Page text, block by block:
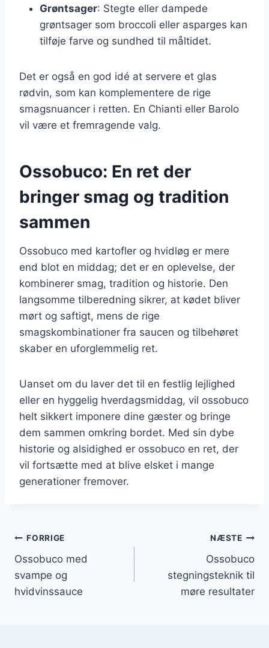
Grøntsager: Stegte eller dampede
grøntsager som broccoli eller asparges kan
tilføje farve og sundhed til måltidet.
Det er også en god idé at servere et glas
rødvin, som kan komplementere de rige
smagsnuancer i retten. En Chianti eller Barolo
vil være et fremragende valg.
Ossobuco: En ret der
bringer smag og tradition
sammen
Ossobuco med kartofler og hvidløg er mere
end blot en middag; det er en oplevelse, der
kombinerer smag, tradition og historie. Den
langsomme tilberedning sikrer, at kødet bliver
mørt og saftigt, mens de rige
smagskombinationer fra saucen og tilbehøret
skaber en uforglemmelig ret.
Uanset om du laver det til en festlig lejlighed
eller en hyggelig hverdagsmiddag, vil ossobuco
helt sikkert imponere dine gæster og bringe
dem sammen omkring bordet. Med sin dybe
historie og alsidighed er ossobuco en ret, der
vil fortsætte med at blive elsket i mange
generationer fremover.
Indlægsnavigation
FORRIGE
Ossobuco med
svampe og
hvidvinssauce
NÆSTE
Ossobuco
stegningsteknik til
møre resultater